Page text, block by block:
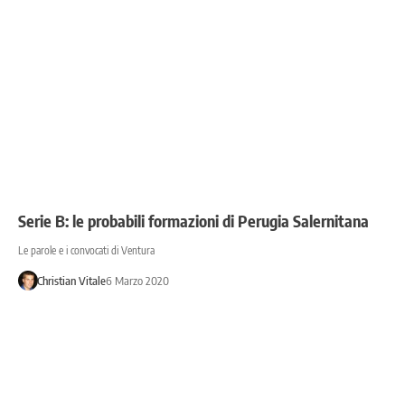
Serie B: le probabili formazioni di Perugia Salernitana
Le parole e i convocati di Ventura
Christian Vitale6 Marzo 2020